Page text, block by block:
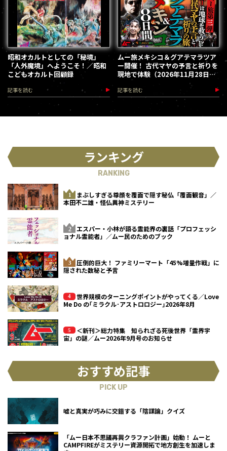
昭和オカルトとしての「秘境」
「人外魔境」へようこそ！／昭和
こどもオカルト回顧録
記事を読む
ムー旅メキシコ＆グアテマラツア
ー開催！ 古代マヤの予言と祈りを
現地で体験（2026年11月28日～
12月5日）
記事を読む
ランキング
RANKING
まぶしすぎる尊顔を覆面で隠す秘仏「覆面観音」／
本田不二雄・怪仏異神ミステリー
エスパー・小林が語る霊能界の裏話「プロフェッシ
ョナル霊能者」／ムー民のためのブック
圧倒的巨大！ ファミリーマート「45%増量作戦」に
隠された数秘と予言
世界規模のターニングポイントがやってくる／Love
Me Do の｢ミラクル･アストロロジー｣2026年8月
＜新刊＞総力特集 知られざる死後世界「霊界宇
宙」の謎／ムー2026年9月号のお知らせ
おすすめ記事
PICK UP
嘘と真実が巧みに交錯する「陰謀論」クイズ
「ムー日本不思議再興クラファン計画」始動！ ムーと
CAMPFIREがミステリー資源開拓で地方創生を加速しま